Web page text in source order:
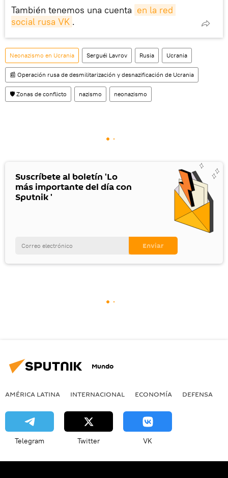
También tenemos una cuenta en la red
social rusa VK .
Neonazismo en Ucrania Serguéi Lavrov Rusia Ucrania
📰 Operación rusa de desmilitarización y desnazificación de Ucrania
🛡️ Zonas de conflicto nazismo neonazismo
Suscríbete al boletín 'Lo
más importante del día con
Sputnik '
Mundo
AMÉRICA LATINA INTERNACIONAL ECONOMÍA DEFENSA
Telegram Twitter VK